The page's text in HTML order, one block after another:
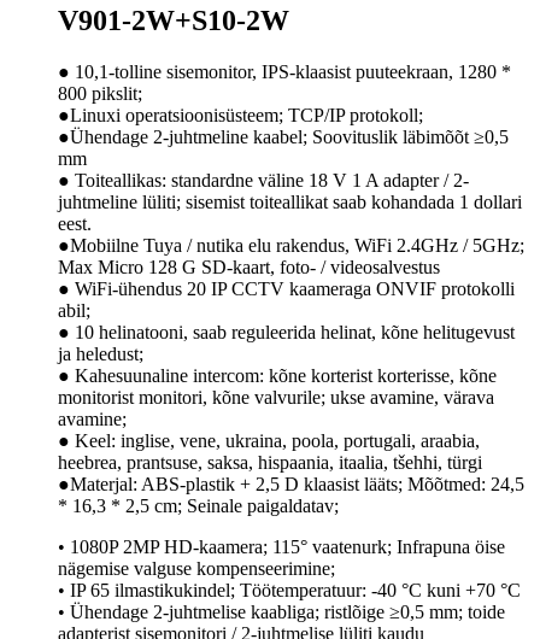
V901-2W+S10-2W
● 10,1-tolline sisemonitor, IPS-klaasist puuteekraan, 1280 *
800 pikslit;
●Linuxi operatsioonisüsteem; TCP/IP protokoll;
●Ühendage 2-juhtmeline kaabel; Soovituslik läbimõõt ≥0,5
mm
● Toiteallikas: standardne väline 18 V 1 A adapter / 2-
juhtmeline lüliti; sisemist toiteallikat saab kohandada 1 dollari
eest.
●Mobiilne Tuya / nutika elu rakendus, WiFi 2.4GHz / 5GHz;
Max Micro 128 G SD-kaart, foto- / videosalvestus
● WiFi-ühendus 20 IP CCTV kaameraga ONVIF protokolli
abil;
● 10 helinatooni, saab reguleerida helinat, kõne helitugevust
ja heledust;
● Kahesuunaline intercom: kõne korterist korterisse, kõne
monitorist monitori, kõne valvurile; ukse avamine, värava
avamine;
● Keel: inglise, vene, ukraina, poola, portugali, araabia,
heebrea, prantsuse, saksa, hispaania, itaalia, tšehhi, türgi
●Materjal: ABS-plastik + 2,5 D klaasist lääts; Mõõtmed: 24,5
* 16,3 * 2,5 cm; Seinale paigaldatav;
• 1080P 2MP HD-kaamera; 115° vaatenurk; Infrapuna öise
nägemise valguse kompenseerimine;
• IP 65 ilmastikukindel; Töötemperatuur: -40 °C kuni +70 °C
• Ühendage 2-juhtmelise kaabliga; ristlõige ≥0,5 mm; toide
adapterist sisemonitori / 2-juhtmelise lüliti kaudu